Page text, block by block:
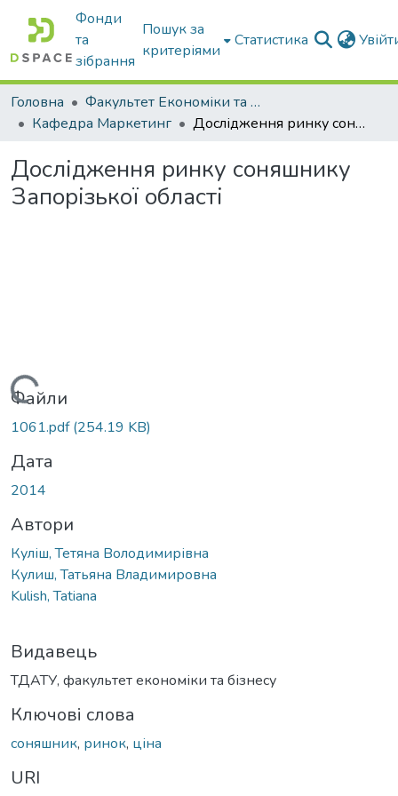
Фонди
та
зібрання
Пошук за
критеріями
Статистика
Головна
Факультет Економіки та бізнесу
Кафедра Маркетинг
Дослідження ринку соняшнику Запорізької області
Дослідження ринку соняшнику
Запорізької області
Вантажиться...
Файли
1061.pdf(254.19 KB)
Дата
2014
Автори
Куліш, Тетяна Володимирівна
Кулиш, Татьяна Владимировна
Kulish, Tatiana
Видавець
ТДАТУ, факультет економіки та бізнесу
Ключові слова
соняшник, ринок, ціна
URI